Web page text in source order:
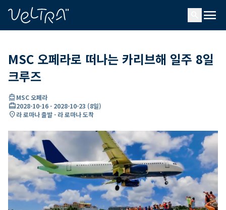
menu
MSC 오페라로 떠나는 카리브해 일주 8일
크루즈
directions_boatMSC 오페라
card_travel2028-10-16- 2028-10-23 (8일)
location_on라 로마나 출발 - 라 로마나 도착